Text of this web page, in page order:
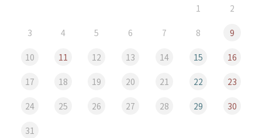
1 2
3 4 5 6 7 8 9
10 11 12 13 14 15 16
17 18 19 20 21 22 23
24 25 26 27 28 29 30
31